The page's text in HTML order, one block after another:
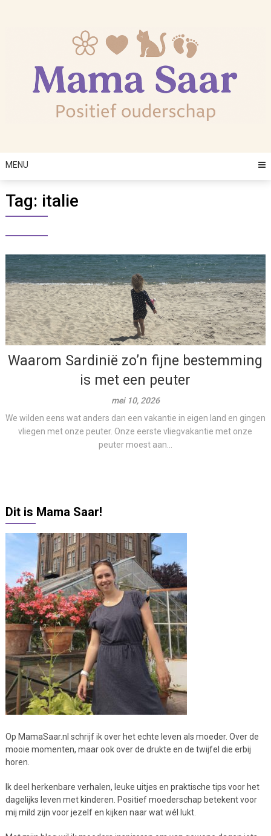
MENU
Tag: italie
Waarom Sardinië zo’n fijne bestemming
is met een peuter
mei 10, 2026
We wilden eens wat anders dan een vakantie in eigen land en gingen
vliegen met onze peuter. Onze eerste vliegvakantie met onze
peuter moest aan...
Dit is Mama Saar!
Op MamaSaar.nl schrijf ik over het echte leven als moeder. Over de
mooie momenten, maar ook over de drukte en de twijfel die erbij
horen.
Ik deel herkenbare verhalen, leuke uitjes en praktische tips voor het
dagelijks leven met kinderen. Positief moederschap betekent voor
mij mild zijn voor jezelf en kijken naar wat wél lukt.